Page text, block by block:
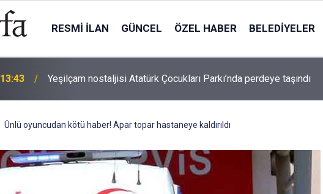
RESMI İLAN GÜNCEL ÖZEL HABER BELEDIYELER
13:43 Yeşilçam nostaljisi Atatürk Çocukları Parkı’nda perdeye taşındı
Ünlü oyuncudan kötü haber! Apar topar hastaneye kaldırıldı